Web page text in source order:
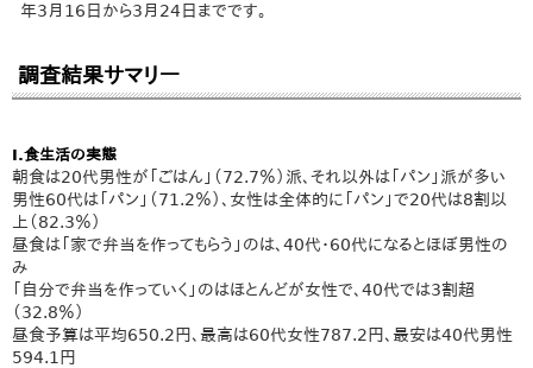
年3月16日から3月24日までです。
調査結果サマリー
I.食生活の実態
朝食は20代男性が「ごはん」（72.7％）派、それ以外は「パン」派が多い
男性60代は「パン」（71.2％）、女性は全体的に「パン」で20代は8割以
上（82.3％）
昼食は「家で弁当を作ってもらう」のは、40代・60代になるとほぼ男性の
み
「自分で弁当を作っていく」のはほとんどが女性で、40代では3割超
（32.8％）
昼食予算は平均650.2円、最高は60代女性787.2円、最安は40代男性
594.1円